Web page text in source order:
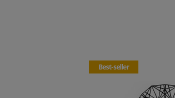
Best-seller